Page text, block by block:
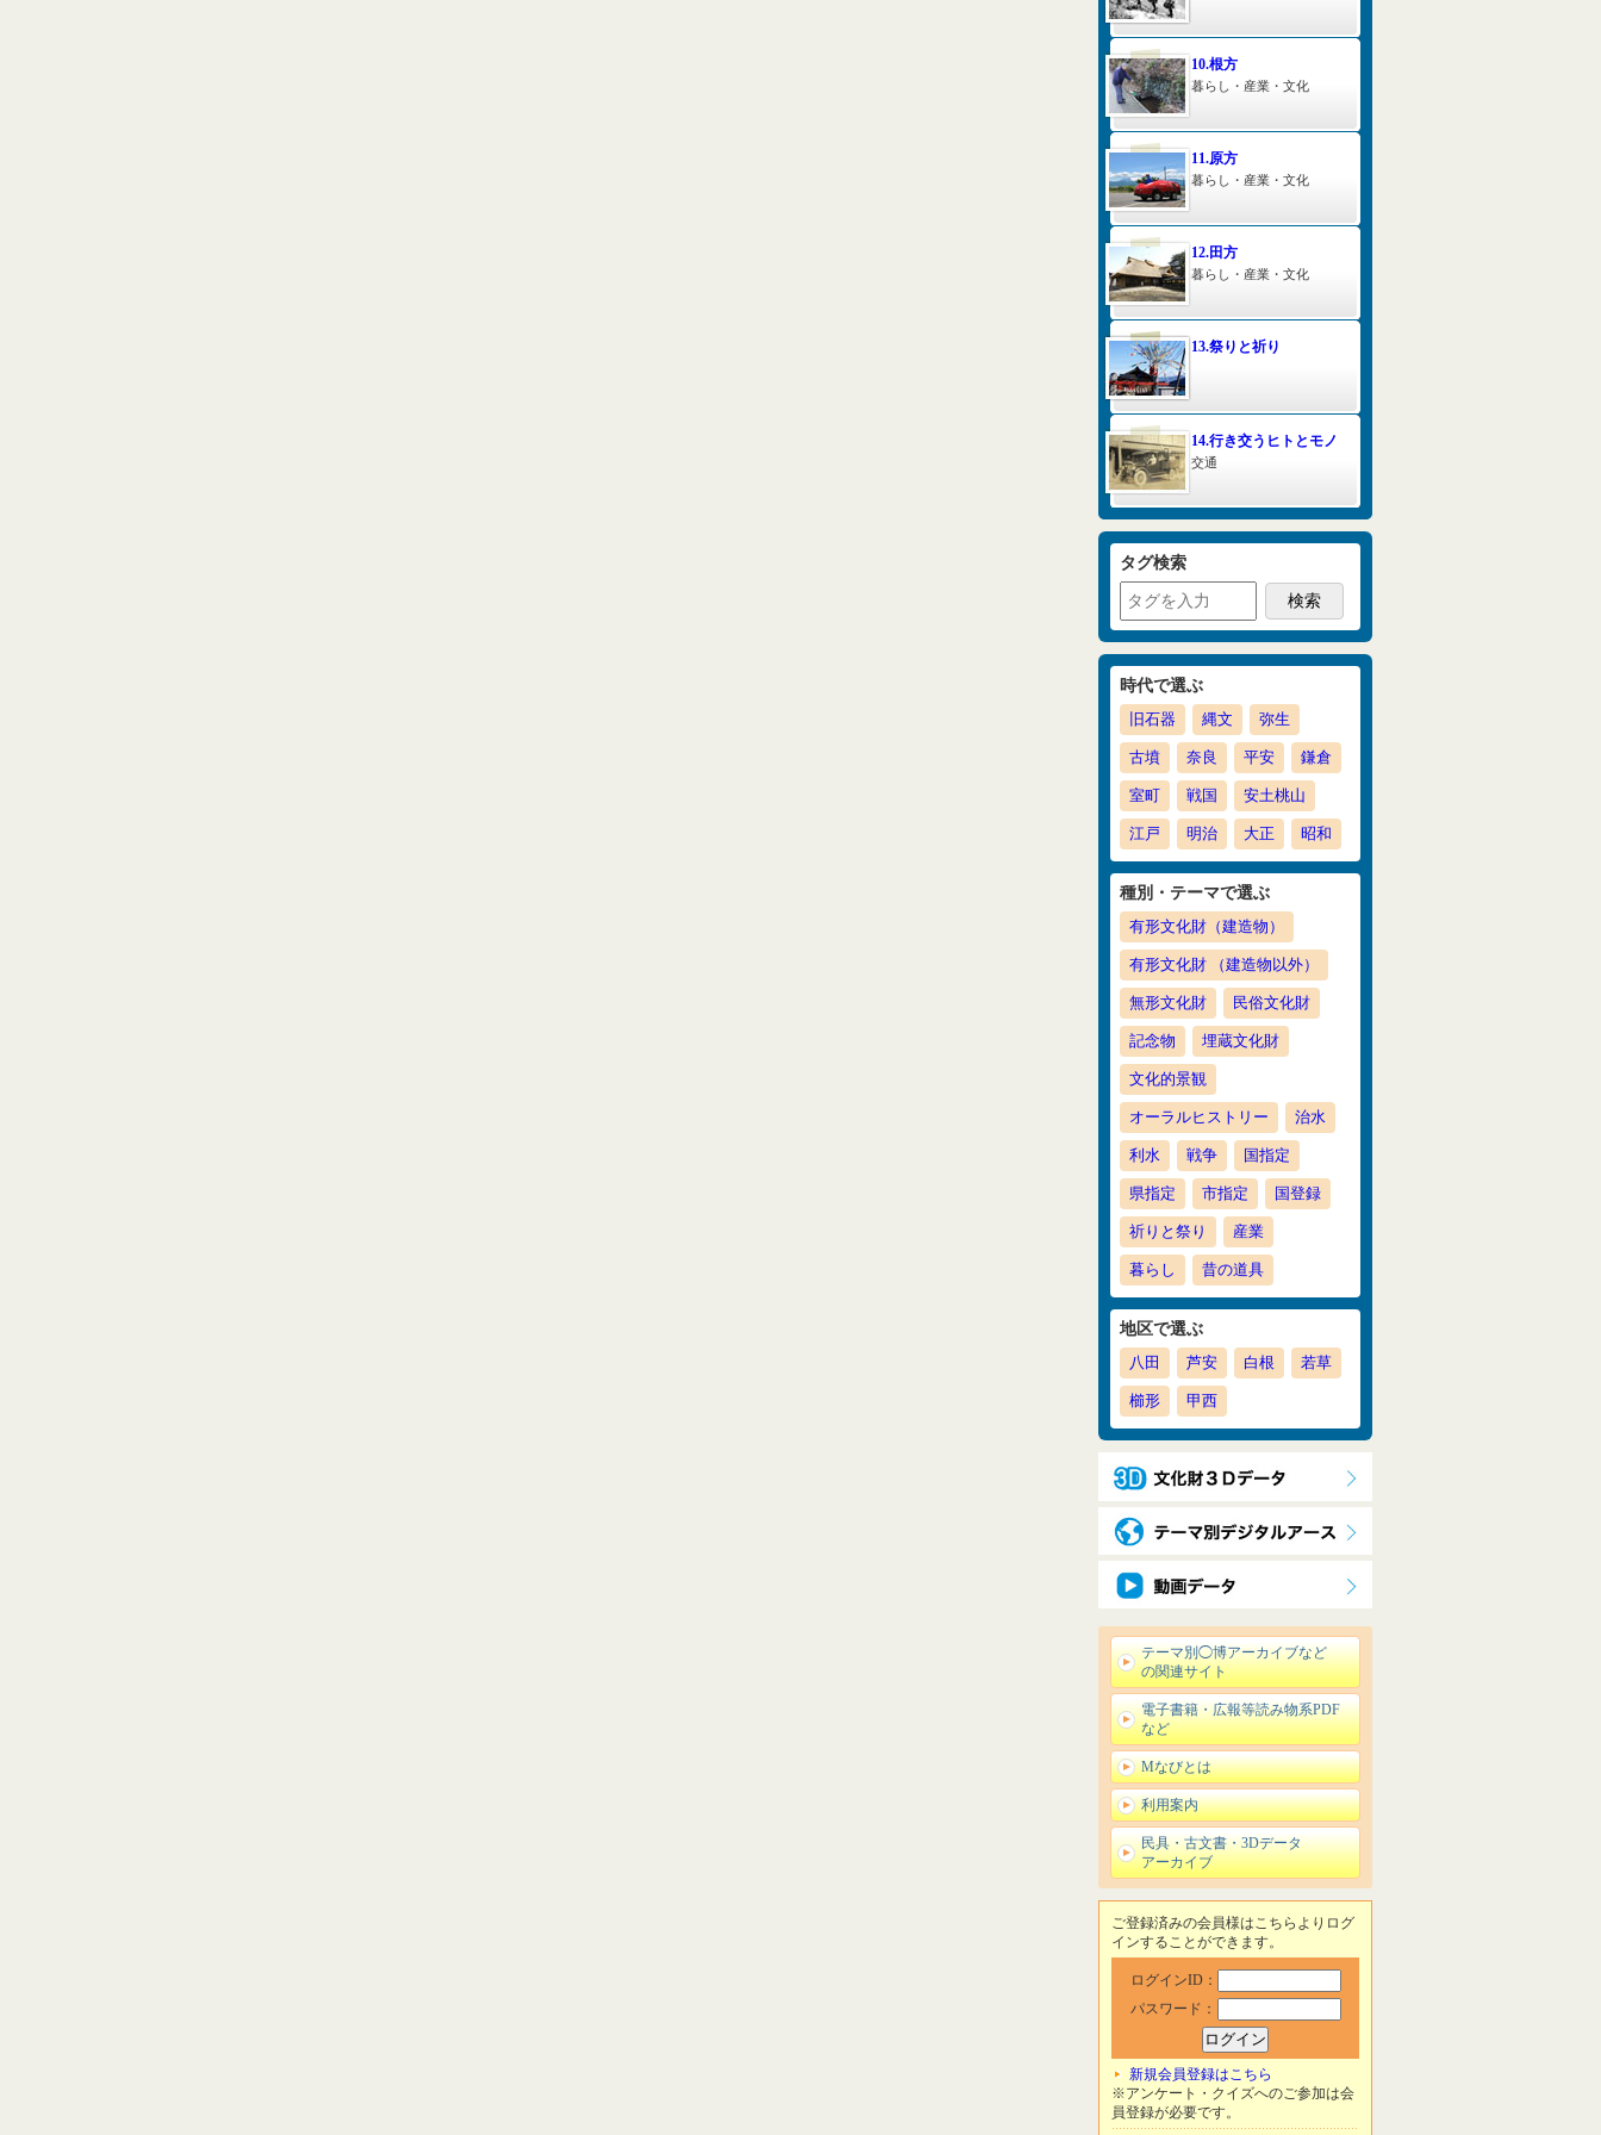
10.根方
暮らし・産業・文化
11.原方
暮らし・産業・文化
12.田方
暮らし・産業・文化
13.祭りと祈り
14.行き交うヒトとモノ
交通
タグ検索
時代で選ぶ
旧石器 縄文 弥生
古墳 奈良 平安 鎌倉
室町 戦国 安土桃山
江戸 明治 大正 昭和
種別・テーマで選ぶ
有形文化財（建造物）
有形文化財 （建造物以外）
無形文化財 民俗文化財
記念物 埋蔵文化財
文化的景観
オーラルヒストリー 治水
利水 戦争 国指定
県指定 市指定 国登録
祈りと祭り 産業
暮らし 昔の道具
地区で選ぶ
八田 芦安 白根 若草
櫛形 甲西
テーマ別◯博アーカイブなど
の関連サイト
電子書籍・広報等読み物系PDF
など
Mなびとは
利用案内
民具・古文書・3Dデータ
アーカイブ
ご登録済みの会員様はこちらよりログ
インすることができます。
ログインID：
パスワード：
新規会員登録はこちら
※アンケート・クイズへのご参加は会
員登録が必要です。